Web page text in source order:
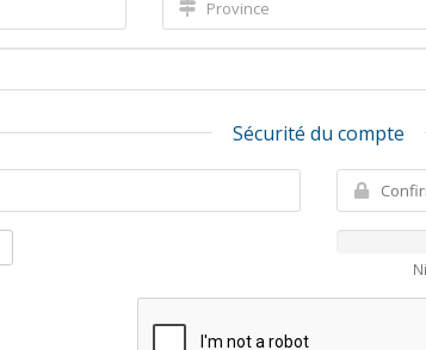
Sécurité du compte